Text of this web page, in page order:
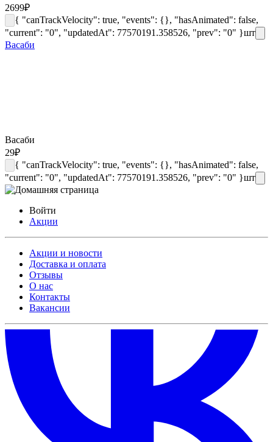
2699₽
{ "canTrackVelocity": true, "events": {}, "hasAnimated": false,
"current": "0", "updatedAt": 77570191.358526, "prev": "0" }шт
Васаби
Васаби
29₽
{ "canTrackVelocity": true, "events": {}, "hasAnimated": false,
"current": "0", "updatedAt": 77570191.358526, "prev": "0" }шт
Войти
Акции
Акции и новости
Доставка и оплата
Отзывы
О нас
Контакты
Вакансии